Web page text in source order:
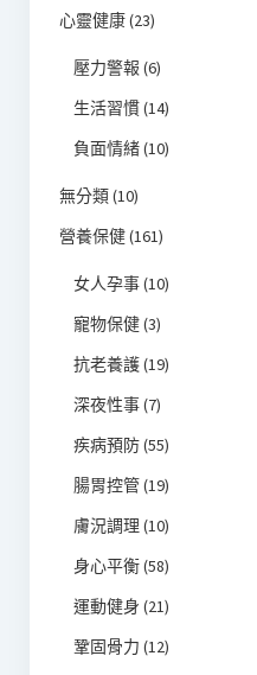
心靈健康(23)
壓力警報 (6)
生活習慣(14)
負面情緒(10)
無分類(10)
營養保健(161)
女人孕事(10)
寵物保健(3)
抗老養護(19)
深夜性事(7)
疾病預防(55)
腸胃控管(19)
膚況調理 (10)
身心平衡(58)
運動健身 (21)
鞏固骨力 (12)